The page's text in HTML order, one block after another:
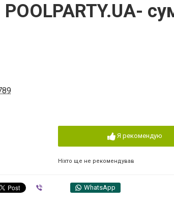
POOLPARTY.UA-
Я рекомендую
Ніхто ще не рекомендував
WhatsApp